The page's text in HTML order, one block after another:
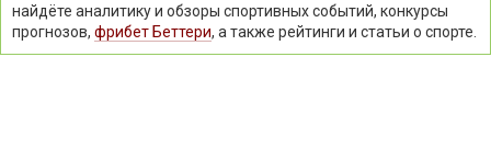
найдёте аналитику и обзоры спортивных событий, конкурсы
прогнозов, фрибет Беттери, а также рейтинги и статьи о спорте.